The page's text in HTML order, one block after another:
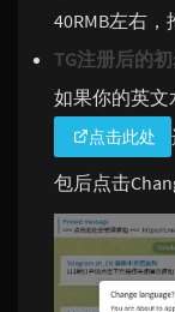
40RMB左右
TG注册后的
如果你的英文
点击此处
包后点击